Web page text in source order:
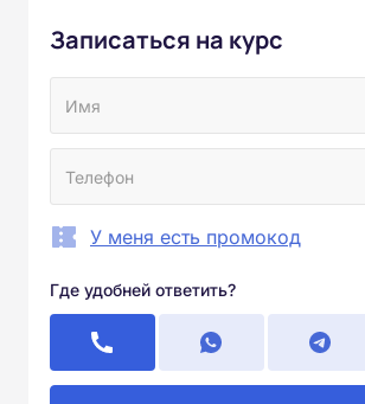
Записаться на курс
У меня есть промокод
Где удобней ответить?